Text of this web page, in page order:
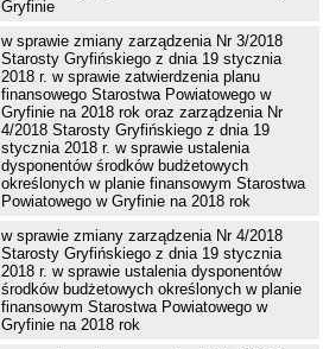
Gryfinie
w sprawie zmiany zarządzenia Nr 3/2018
Starosty Gryfińskiego z dnia 19 stycznia
2018 r. w sprawie zatwierdzenia planu
finansowego Starostwa Powiatowego w
Gryfinie na 2018 rok oraz zarządzenia Nr
4/2018 Starosty Gryfińskiego z dnia 19
stycznia 2018 r. w sprawie ustalenia
dysponentów środków budżetowych
określonych w planie finansowym Starostwa
Powiatowego w Gryfinie na 2018 rok
w sprawie zmiany zarządzenia Nr 4/2018
Starosty Gryfińskiego z dnia 19 stycznia
2018 r. w sprawie ustalenia dysponentów
środków budżetowych określonych w planie
finansowym Starostwa Powiatowego w
Gryfinie na 2018 rok